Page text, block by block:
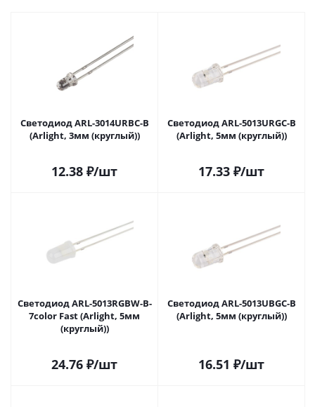
Светодиод ARL-3014URBC-B
(Arlight, 3мм (круглый))
12.38 ₽/шт
Светодиод ARL-5013URGC-B
(Arlight, 5мм (круглый))
17.33 ₽/шт
Светодиод ARL-5013RGBW-B-
7color Fast (Arlight, 5мм
(круглый))
24.76 ₽/шт
Светодиод ARL-5013UBGC-B
(Arlight, 5мм (круглый))
16.51 ₽/шт